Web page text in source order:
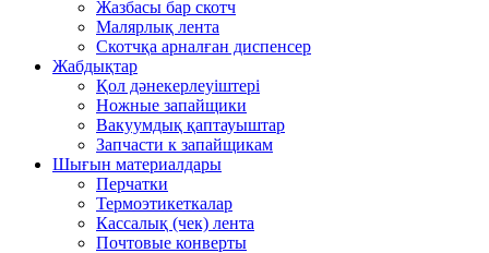
Жазбасы бар скотч
Малярлық лента
Скотчқа арналған диспенсер
Жабдықтар
Қол дәнекерлеуіштері
Ножные запайщики
Вакуумдық қаптауыштар
Запчасти к запайщикам
Шығын материалдары
Перчатки
Термоэтикеткалар
Кассалық (чек) лента
Почтовые конверты